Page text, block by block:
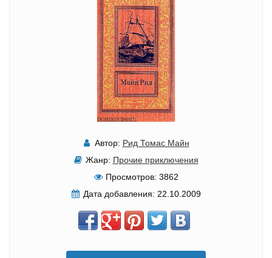
Автор: Рид Томас Майн
Жанр: Прочие приключения
Просмотров: 3862
Дата добавления: 22.10.2009